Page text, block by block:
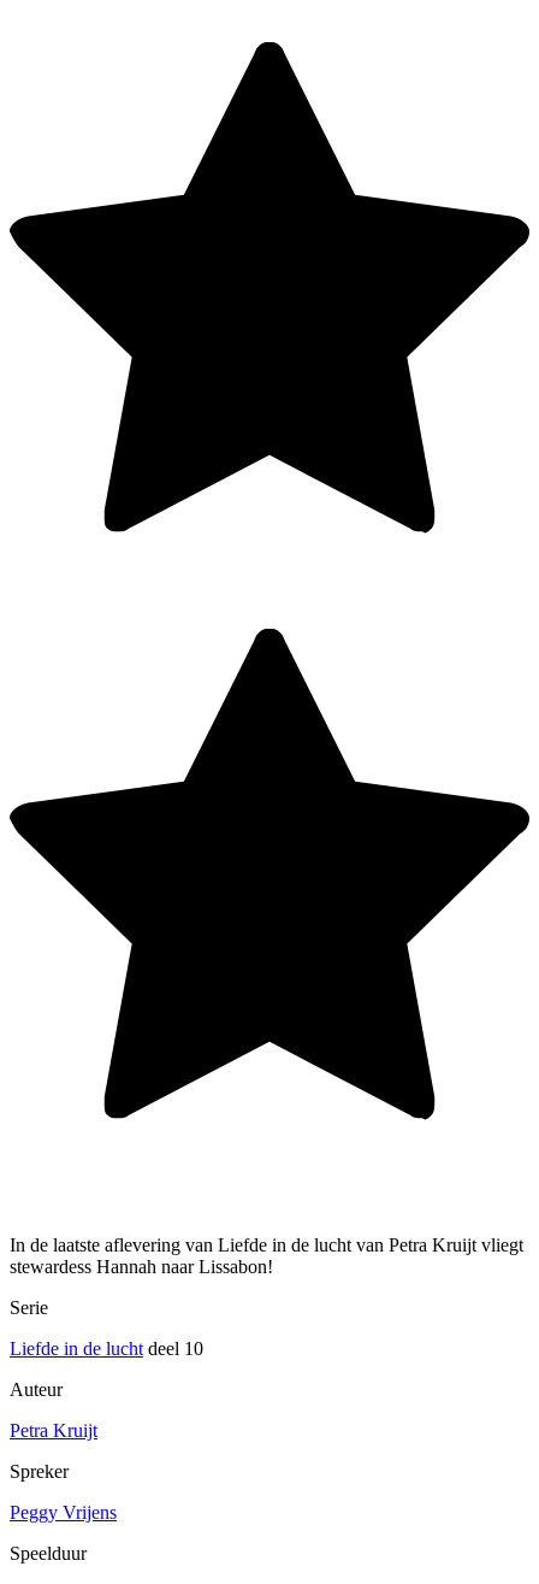
In de laatste aflevering van Liefde in de lucht van Petra Kruijt vliegt
stewardess Hannah naar Lissabon!
Serie
Liefde in de lucht deel 10
Auteur
Petra Kruijt
Spreker
Peggy Vrijens
Speelduur